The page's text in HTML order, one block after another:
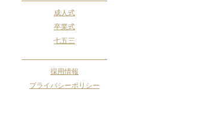
成人式
卒業式
七五三
採用情報
プライバシーポリシー